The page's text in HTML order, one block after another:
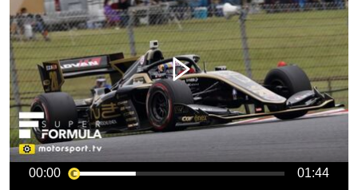
00:00 01:44